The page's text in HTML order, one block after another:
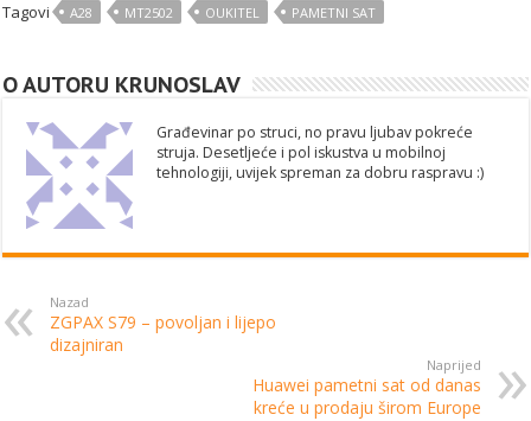
Tagovi A28 MT2502 OUKITEL PAMETNI SAT
O AUTORU KRUNOSLAV
Građevinar po struci, no pravu ljubav pokreće
struja. Desetljeće i pol iskustva u mobilnoj
tehnologiji, uvijek spreman za dobru raspravu :)
Nazad
ZGPAX S79 – povoljan i lijepo
dizajniran
Naprijed
Huawei pametni sat od danas
kreće u prodaju širom Europe